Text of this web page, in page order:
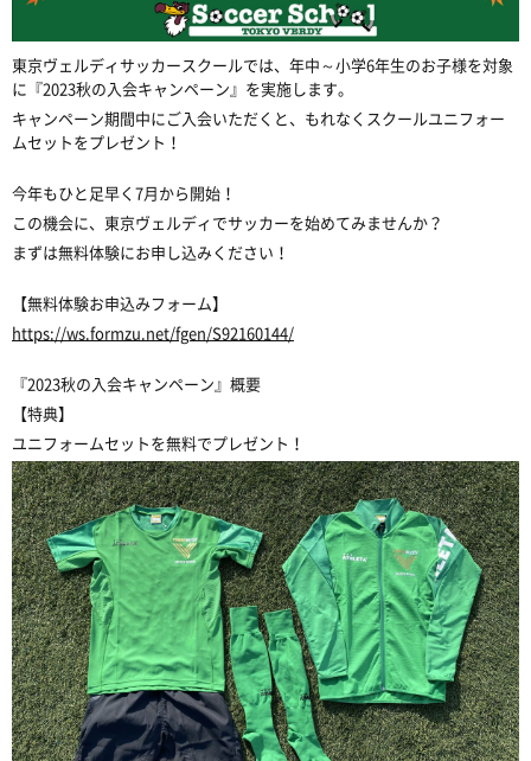
東京ヴェルディサッカースクールでは、年中～小学6年生のお子様を対象
に『2023秋の入会キャンペーン』を実施します。
キャンペーン期間中にご入会いただくと、もれなくスクールユニフォー
ムセットをプレゼント！
今年もひと足早く 7月から開始！
この機会に、東京ヴェルディでサッカーを始めてみませんか？
まずは無料体験にお申し込みください！
【無料体験お申込みフォーム】
https://ws.formzu.net/fgen/S92160144/
『2023秋の入会キャンペーン』概要
【特典】
ユニフォームセットを無料でプレゼント！